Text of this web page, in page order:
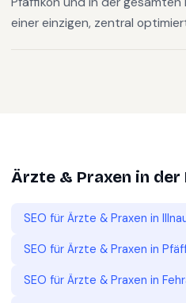
einer einzigen, zentral
Ärzte & Praxen in der
SEO für Ärzte & Praxen in
SEO für Ärzte & Praxen in
SEO für Ärzte & Praxen in